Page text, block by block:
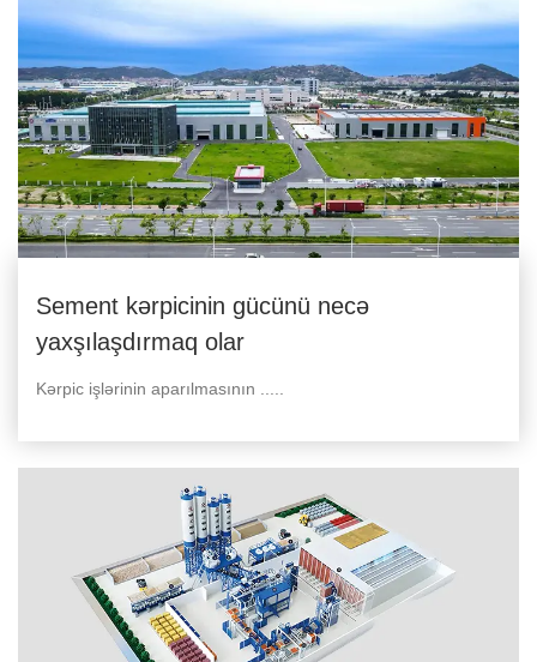
Sement kərpicinin gücünü necə
yaxşılaşdırmaq olar
Kərpic işlərinin aparılmasının .....